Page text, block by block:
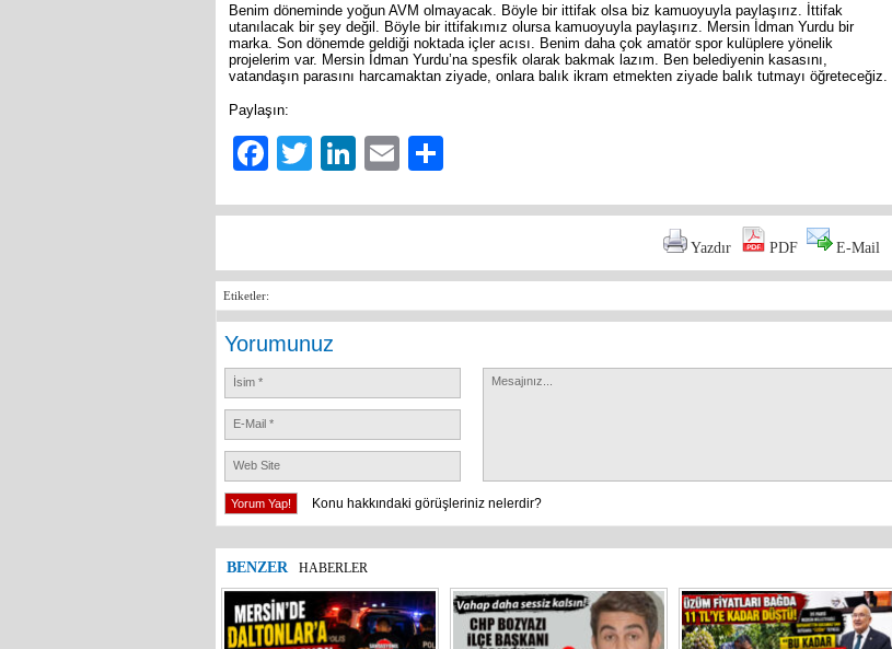
Benim döneminde yoğun AVM olmayacak. Böyle bir ittifak olsa biz kamuoyuyla paylaşırız. İttifak
utanılacak bir şey değil. Böyle bir ittifakımız olursa kamuoyuyla paylaşırız. Mersin İdman Yurdu bir
marka. Son dönemde geldiği noktada içler acısı. Benim daha çok amatör spor kulüplere yönelik
projelerim var. Mersin İdman Yurdu’na spesfik olarak bakmak lazım. Ben belediyenin kasasını,
vatandaşın parasını harcamaktan ziyade, onlara balık ikram etmekten ziyade balık tutmayı öğreteceğiz.
Paylaşın:
Facebook
TwitterLinkedIn
Email
Yazdır PDF E-Mail
Etiketler:
Yorumunuz
Konu hakkındaki görüşleriniz nelerdir?
BENZER HABERLER